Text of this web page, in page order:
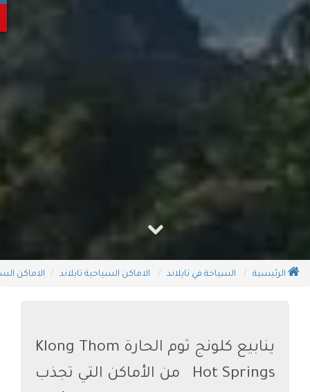
الرئيسية السياحة في تايلاند الاماكن السياحية تايلاند الاماكن
ينابيع كلونج ثوم الحارة Klong Thom
Hot Springs من الأماكن التي تجذب